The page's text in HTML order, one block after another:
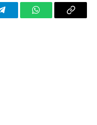
TelegramWhatsAppCopy